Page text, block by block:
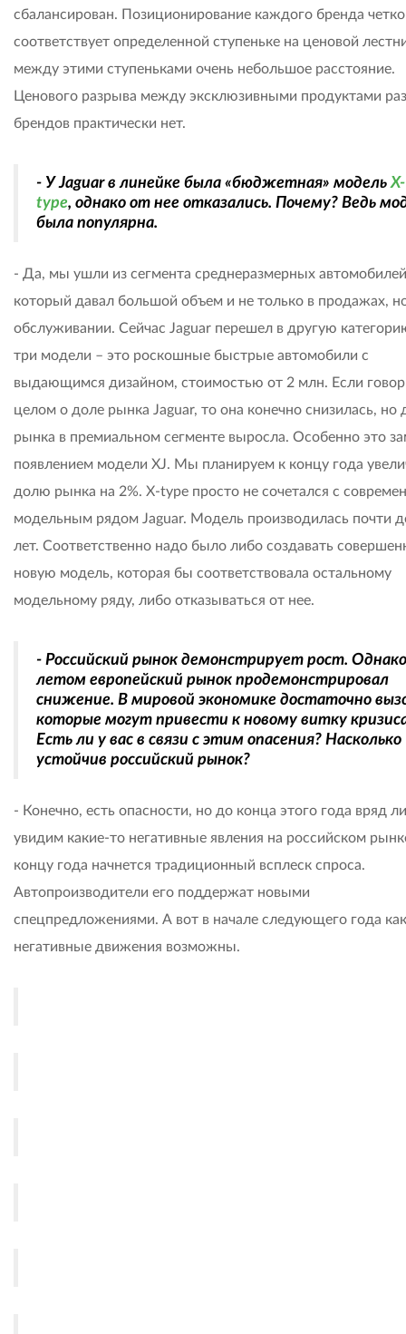
сбалансирован. Позиционирование каждого бренда четко
соответствует определенной ступеньке на ценовой
между этими ступеньками очень небольшое расстояние.
Ценового разрыва между эксклюзивными продуктами
брендов практически нет.
- У Jaguar в линейке была «бюджетная» модель X-
type, однако от нее отказались. Почему? Ведь
была популярна.
- Да, мы ушли из сегмента среднеразмерных
который давал большой объем и не только в продажах,
обслуживании. Сейчас Jaguar перешел в другую
три модели – это роскошные быстрые автомобили с
выдающимся дизайном, стоимостью от 2 млн. Если
целом о доле рынка Jaguar, то она конечно снизилась, но
рынка в премиальном сегменте выросла. Особенно это
появлением модели XJ. Мы планируем к концу года
долю рынка на 2%. X-type просто не сочетался с
модельным рядом Jaguar. Модель производилась почти
лет. Соответственно надо было либо создавать
новую модель, которая бы соответствовала остальному
модельному ряду, либо отказываться от нее.
- Российский рынок демонстрирует рост. Однако
летом европейский рынок продемонстрировал
снижение. В мировой экономике достаточно
которые могут привести к новому витку
Есть ли у вас в связи с этим опасения? Насколько
устойчив российский рынок?
- Конечно, есть опасности, но до конца этого года вряд
увидим какие-то негативные явления на российском
концу года начнется традиционный всплеск спроса.
Автопроизводители его поддержат новыми
спецпредложениями. А вот в начале следующего года
негативные движения возможны.